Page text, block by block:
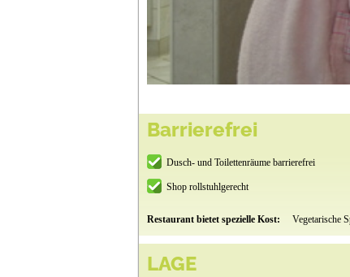
Barrierefrei
Dusch- und Toilettenräume barrierefrei
Shop rollstuhlgerecht
Restaurant bietet spezielle Kost: Vegetarische
LAGE